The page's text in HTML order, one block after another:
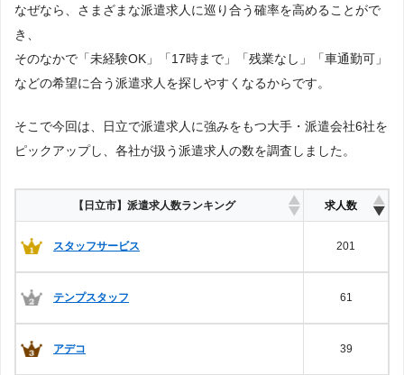
なぜなら、さまざまな派遣求人に巡り合う確率を高めることがで
き、
そのなかで「未経験OK」「17時まで」「残業なし」「車通勤可」
などの希望に合う派遣求人を探しやすくなるからです。
そこで今回は、日立で派遣求人に強みをもつ大手・派遣会社6社を
ピックアップし、各社が扱う派遣求人の数を調査しました。
【日立市】派遣求人数ランキング 求人数
スタッフサービス 201
テンプスタッフ 61
アデコ 39